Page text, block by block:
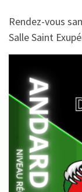
Rendez-vous
Salle Saint